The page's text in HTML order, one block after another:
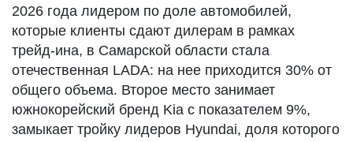
2026 года лидером по доле автомобилей,
которые клиенты сдают дилерам в рамках
трейд-ина, в Самарской области стала
отечественная LADA: на нее приходится 30% от
общего объема. Второе место занимает
южнокорейский бренд Kia с показателем 9%,
замыкает тройку лидеров Hyundai, доля которого